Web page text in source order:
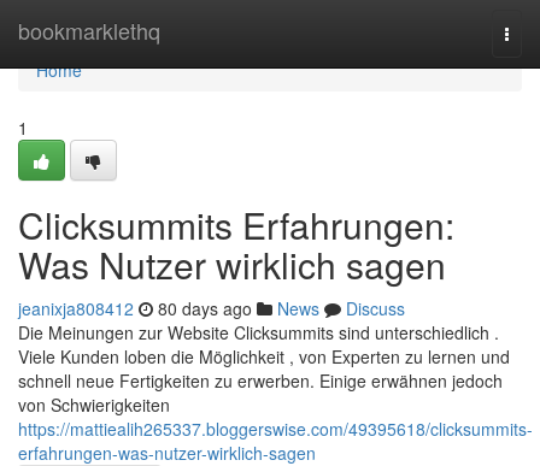
bookmarklethq
Home
Home
1
Clicksummits Erfahrungen:
Was Nutzer wirklich sagen
jeanixja808412 80 days ago News
Discuss
Die Meinungen zur Website Clicksummits sind unterschiedlich .
Viele Kunden loben die Möglichkeit , von Experten zu lernen und
schnell neue Fertigkeiten zu erwerben. Einige erwähnen jedoch
von Schwierigkeiten
https://mattiealih265337.bloggerswise.com/49395618/clicksummits-
erfahrungen-was-nutzer-wirklich-sagen